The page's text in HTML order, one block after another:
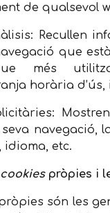
de qualsevol
Recullen
que
més
horària d’ús,
navegació,
idioma, etc.
cookiespròpies i
són les